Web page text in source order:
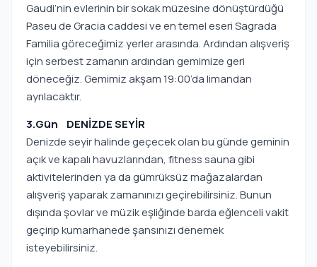
Gaudi’nin evlerinin bir sokak müzesine dönüştürdüğü
Paseu de Gracia caddesi ve en temel eseri Sagrada
Familia göreceğimiz yerler arasında. Ardından alışveriş
için serbest zamanın ardından gemimize geri
döneceğiz. Gemimiz akşam 19:00’da limandan
ayrılacaktır.
3.Gün DENİZDE SEYİR
Denizde seyir halinde geçecek olan bu günde geminin
açık ve kapalı havuzlarından, fitness sauna gibi
aktivitelerinden ya da gümrüksüz mağazalardan
alışveriş yaparak zamanınızı geçirebilirsiniz. Bunun
dışında şovlar ve müzik eşliğinde barda eğlenceli vakit
geçirip kumarhanede şansınızı denemek
isteyebilirsiniz.